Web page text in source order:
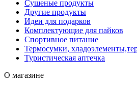
Сушеные продукты
Другие продукты
Идеи для подарков
Комплектующие для пайков
Спортивное питание
Термосумки,
Туристическая аптечка
О магазине